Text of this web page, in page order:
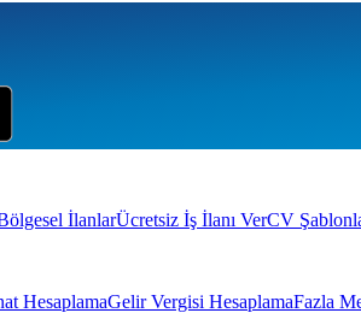
İlanlarÜcretsiz İş İlanı VerCV
HesaplamaGelir Vergisi HesaplamaFazla